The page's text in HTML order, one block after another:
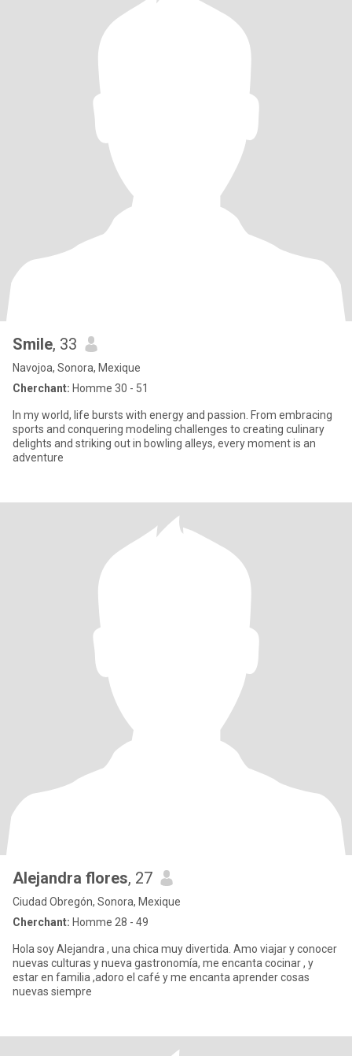
Smile, 33
Navojoa, Sonora, Mexique
Cherchant: Homme 30 - 51
In my world, life bursts with energy and passion. From embracing
sports and conquering modeling challenges to creating culinary
delights and striking out in bowling alleys, every moment is an
adventure
Alejandra flores, 27
Ciudad Obregón, Sonora, Mexique
Cherchant: Homme 28 - 49
Hola soy Alejandra , una chica muy divertida. Amo viajar y conocer
nuevas culturas y nueva gastronomía, me encanta cocinar , y
estar en familia ,adoro el café y me encanta aprender cosas
nuevas siempre